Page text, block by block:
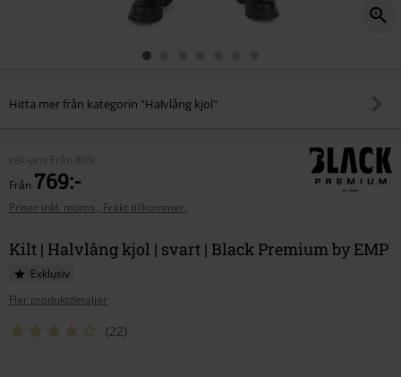
Hitta mer från kategorin "Halvlång kjol"
rek-pris Från 899:-
Från 769:-
Priser inkl. moms., Frakt tillkommer.
Kilt | Halvlång kjol | svart | Black Premium by EMP
Exklusiv
Fler produktdetaljer
(22)